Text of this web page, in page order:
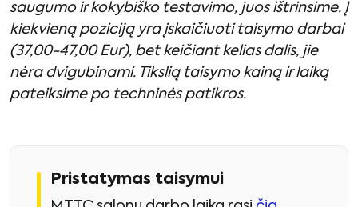
saugumo ir kokybiško testavimo, juos ištrinsime. Į
kiekvieną poziciją yra įskaičiuoti taisymo darbai
(37,00-47,00 Eur), bet keičiant kelias dalis, jie
nėra dvigubinami. Tikslią taisymo kainą ir laiką
pateiksime po techninės patikros.
Pristatymas taisymui